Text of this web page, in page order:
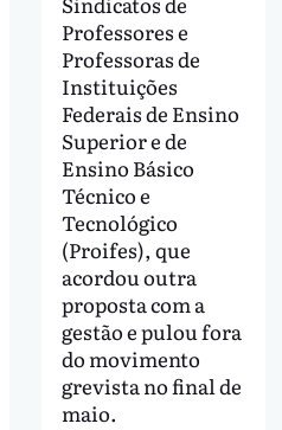
Professores e
Professoras de
Instituições
Federais de Ensino
Superior e de
Ensino Básico
Técnico e
Tecnológico
(Proifes), que
acordou outra
proposta com a
gestão e pulou fora
do movimento
grevista no final de
maio.